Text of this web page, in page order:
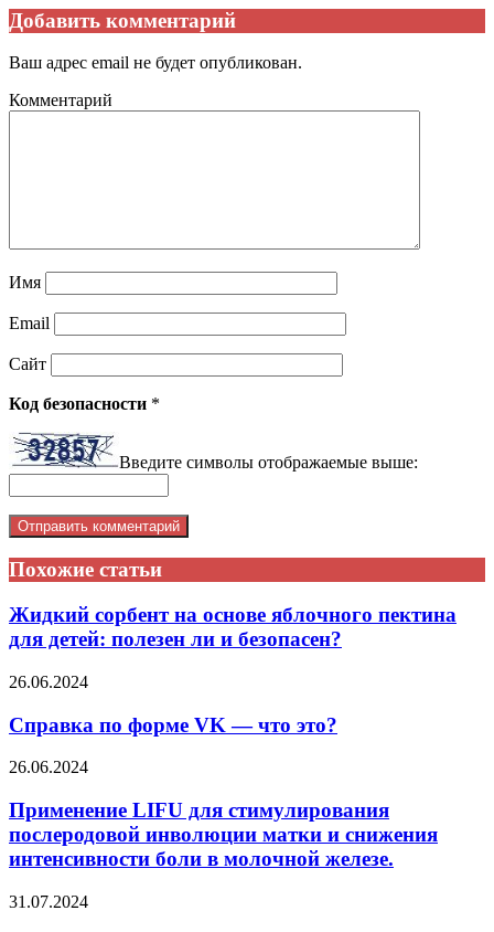
Добавить комментарий
Ваш адрес email не будет опубликован.
Комментарий
Имя
Email
Сайт
Код безопасности *
Введите символы отображаемые выше:
Похожие статьи
Жидкий сорбент на основе яблочного пектина
для детей: полезен ли и безопасен?
26.06.2024
Справка по форме VK — что это?
26.06.2024
Применение LIFU для стимулирования
послеродовой инволюции матки и снижения
интенсивности боли в молочной железе.
31.07.2024